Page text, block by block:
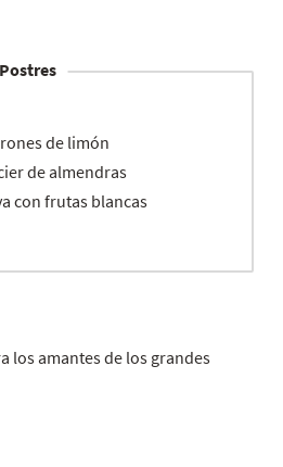
Postres
de limón
de almendras
con frutas blancas
los amantes de los grandes